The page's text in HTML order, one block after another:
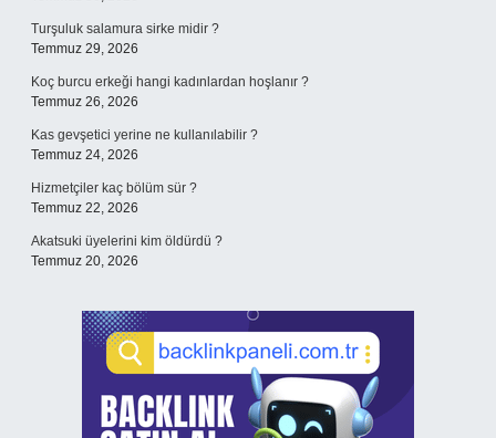
Turşuluk salamura sirke midir ?
Temmuz 29, 2026
Koç burcu erkeği hangi kadınlardan hoşlanır ?
Temmuz 26, 2026
Kas gevşetici yerine ne kullanılabilir ?
Temmuz 24, 2026
Hizmetçiler kaç bölüm sür ?
Temmuz 22, 2026
Akatsuki üyelerini kim öldürdü ?
Temmuz 20, 2026